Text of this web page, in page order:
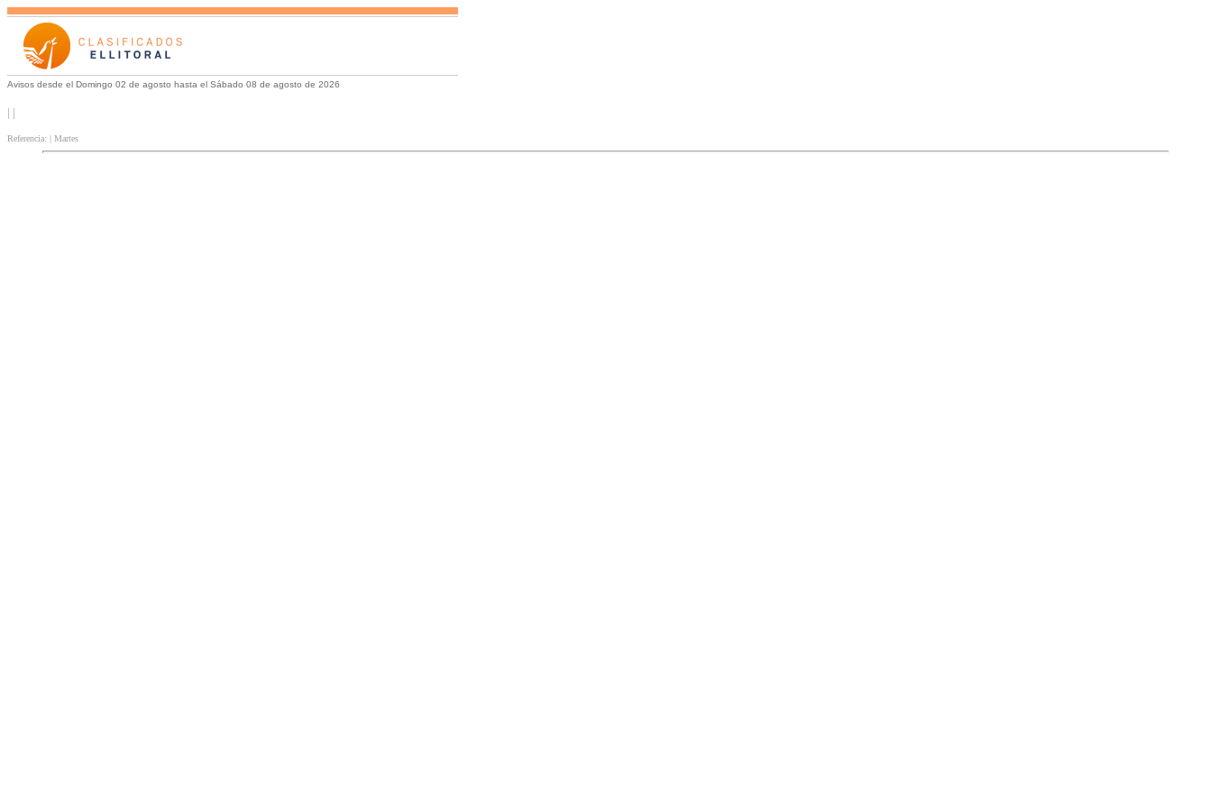
Avisos desde el Domingo 02 de agosto hasta el Sábado 08 de agosto de 2026
| |
Referencia: | Martes